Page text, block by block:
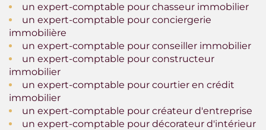
un expert-comptable pour chasseur immobilier
un expert-comptable pour conciergerie
immobilière
un expert-comptable pour conseiller immobilier
un expert-comptable pour constructeur
immobilier
un expert-comptable pour courtier en crédit
immobilier
un expert-comptable pour créateur d'entreprise
un expert-comptable pour décorateur d'intérieur